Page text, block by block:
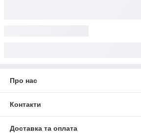
Про нас
Контакти
Доставка та оплата